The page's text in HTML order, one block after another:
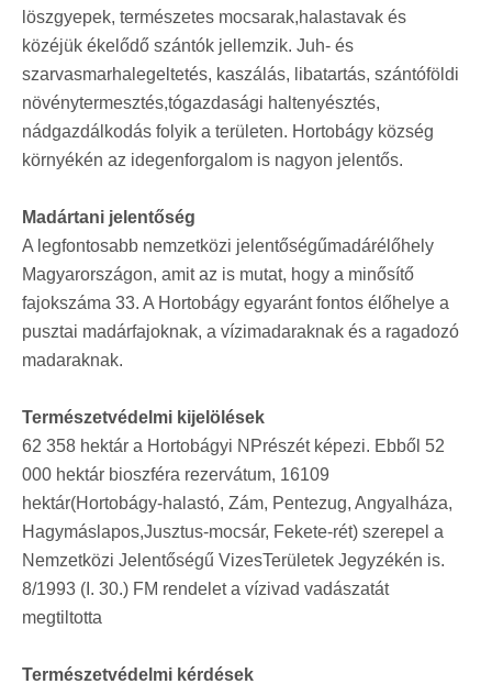
löszgyepek, természetes mocsarak,halastavak és
közéjük ékelődő szántók jellemzik. Juh- és
szarvasmarhalegeltetés, kaszálás, libatartás, szántóföldi
növénytermesztés,tógazdasági haltenyésztés,
nádgazdálkodás folyik a területen. Hortobágy község
környékén az idegenforgalom is nagyon jelentős.
Madártani jelentőség
A legfontosabb nemzetközi jelentőségűmadárélőhely
Magyarországon, amit az is mutat, hogy a minősítő
fajokszáma 33. A Hortobágy egyaránt fontos élőhelye a
pusztai madárfajoknak, a vízimadaraknak és a ragadozó
madaraknak.
Természetvédelmi kijelölések
62 358 hektár a Hortobágyi NPrészét képezi. Ebből 52
000 hektár bioszféra rezervátum, 16109
hektár(Hortobágy-halastó, Zám, Pentezug, Angyalháza,
Hagymáslapos,Jusztus-mocsár, Fekete-rét) szerepel a
Nemzetközi Jelentőségű VizesTerületek Jegyzékén is.
8/1993 (I. 30.) FM rendelet a vízivad vadászatát
megtiltotta
Természetvédelmi kérdések